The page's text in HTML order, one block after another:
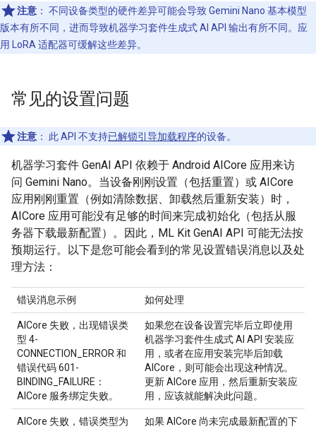
注意 ： 不同设备类型的硬件差异可能会导致 Gemini Nano 基本模型
版本有所不同，进而导致机器学习套件生成式 AI API 输出有所不同。应
用 LoRA 适配器可缓解这些差异。
常见的设置问题
注意 ： 此 API 不支持已解锁引导加载程序的设备。
机器学习套件 GenAI API 依赖于 Android AICore 应用来访
问 Gemini Nano。当设备刚刚设置（包括重置）或 AICore
应用刚刚重置（例如清除数据、卸载然后重新安装）时，
AICore 应用可能没有足够的时间来完成初始化（包括从服
务器下载最新配置）。因此，ML Kit GenAI API 可能无法按
预期运行。以下是您可能会看到的常见设置错误消息以及处
理方法：
错误消息示例 如何处理
AICore 失败，出现错误类
型 4-
CONNECTION_ERROR 和
错误代码 601-
BINDING_FAILURE：
AICore 服务绑定失败。
如果您在设备设置完毕后立即使用
机器学习套件生成式 AI API 安装应
用，或者在应用安装完毕后卸载
AICore，则可能会出现这种情况。
更新 AICore 应用，然后重新安装应
用，应该就能解决此问题。
AICore 失败，错误类型为
如果 AICore 尚未完成最新配置的下